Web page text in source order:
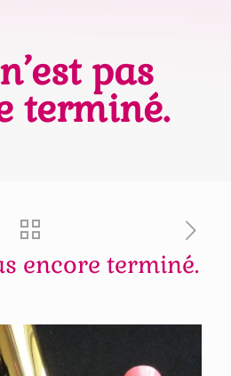
pas
terminé.
encore terminé.